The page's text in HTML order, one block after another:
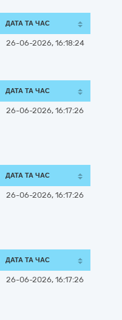
ДАТА ТА ЧАС
26-06-2026, 16:18:24
ДАТА ТА ЧАС
26-06-2026, 16:17:26
ДАТА ТА ЧАС
26-06-2026, 16:17:26
ДАТА ТА ЧАС
26-06-2026, 16:17:26